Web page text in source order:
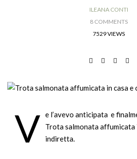
ILEANA CONTI
8 COMMENTS
7529 VIEWS
V e l’avevo anticipata e
Trota salmonata affumicata
indiretta.